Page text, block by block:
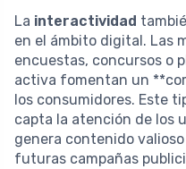
La interactividad
en el ámbito digital. Las
encuestas, concursos o
activa fomentan un
los consumidores. Este
capta la atención de los
genera contenido
futuras campañas